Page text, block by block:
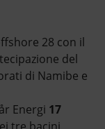
28 con il
del
di Namibe e
Energi 17